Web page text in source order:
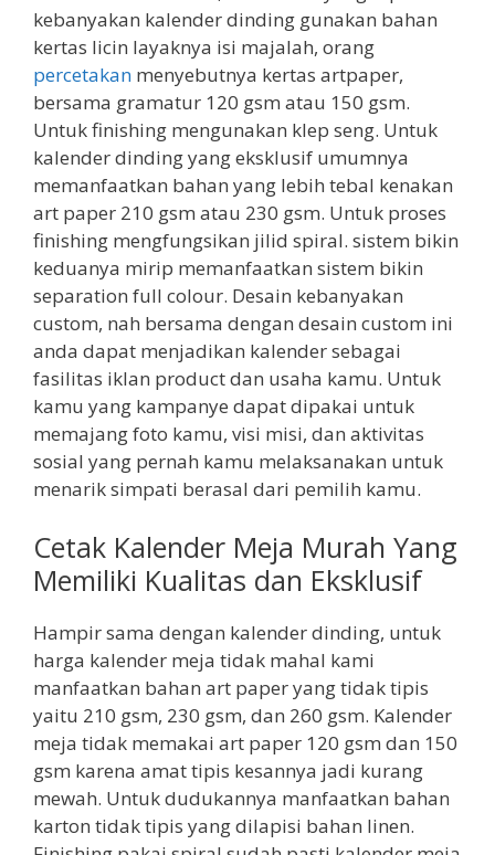
kebanyakan kalender dinding gunakan bahan
kertas licin layaknya isi majalah, orang
percetakan menyebutnya kertas artpaper,
bersama gramatur 120 gsm atau 150 gsm.
Untuk finishing mengunakan klep seng. Untuk
kalender dinding yang eksklusif umumnya
memanfaatkan bahan yang lebih tebal kenakan
art paper 210 gsm atau 230 gsm. Untuk proses
finishing mengfungsikan jilid spiral. sistem bikin
keduanya mirip memanfaatkan sistem bikin
separation full colour. Desain kebanyakan
custom, nah bersama dengan desain custom ini
anda dapat menjadikan kalender sebagai
fasilitas iklan product dan usaha kamu. Untuk
kamu yang kampanye dapat dipakai untuk
memajang foto kamu, visi misi, dan aktivitas
sosial yang pernah kamu melaksanakan untuk
menarik simpati berasal dari pemilih kamu.
Cetak Kalender Meja Murah Yang
Memiliki Kualitas dan Eksklusif
Hampir sama dengan kalender dinding, untuk
harga kalender meja tidak mahal kami
manfaatkan bahan art paper yang tidak tipis
yaitu 210 gsm, 230 gsm, dan 260 gsm. Kalender
meja tidak memakai art paper 120 gsm dan 150
gsm karena amat tipis kesannya jadi kurang
mewah. Untuk dudukannya manfaatkan bahan
karton tidak tipis yang dilapisi bahan linen.